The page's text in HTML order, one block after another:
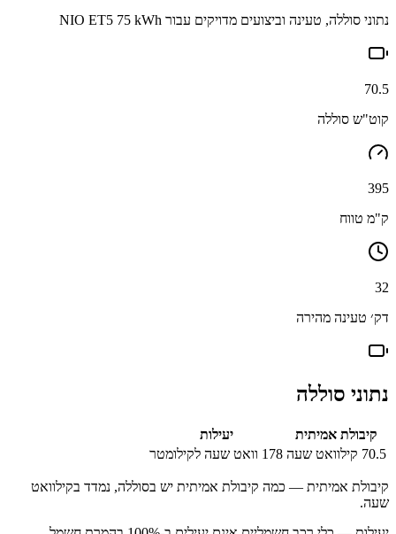
נתוני סוללה, טעינה וביצועים מדויקים עבור NIO ET5 75 kWh
70.5
קוט"ש סוללה
395
ק"מ טווח
32
דק׳ טעינה מהירה
נתוני סוללה
קיבולת אמיתית
יעילות
70.5 קילוואט שעה 178 וואט שעה לקילומטר
קיבולת אמיתית — כמה קיבולת אמיתית יש בסוללה, נמדד בקילוואט
שעה.